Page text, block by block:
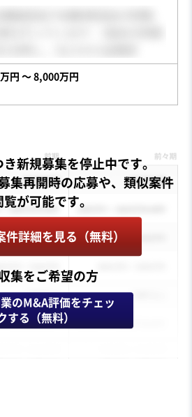
円 〜 8,000万円
新規募集を停止中です。
集再開時の応募や、類似案件
件詳細を見る（無料）
集をご希望の方
のM&A評価をチェッ
する（無料）